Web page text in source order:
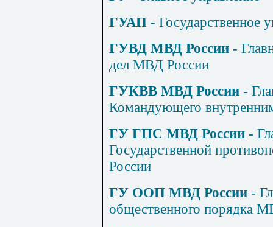
ГУАП - Государственное
ГУВД МВД России -
дел МВД России
ГУКВВ МВД России -
Командующего
ГУ ГПС МВД России -
Государственной
России
ГУ ООП МВД России -
общественного порядка